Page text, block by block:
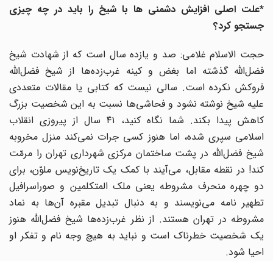
*علت اصلی افزایش دشمنی ها با شیخ را باید در چه چیزی
جستجو کرد؟
حجت الاسلام غلامی: صد و یازده سال است که از شهادت شیخ
فضل‌الله گذشته اما بغض و کینه غرب‌زده‌ها از شیخ فضل‌الله
فروکش نکرده است. سالی نیست که کتابی یا مقالات متعددی
علیه شیخ نوشته نشود و فحاشی‌ها نسبت به این شخصیت بزرگ
کاهش پیدا بکند. شما نگاه کنید، ۴۱ سال از پیروزی انقلاب
اسلامی سپری‌ شده، اما هنوز کسی جرات نمی‌کند منزل مخروبه
شیخ فضل‌الله در پشت ساختمان مرکزی شهرداری تهران را مرمّت
کند! در نقطه مقابل، می‌آیند با کمک یک تاریخ‌نویس ملوّن، برای
دو چهره منحرف مشروطه یعنی ملک المتکلمین و صوراسرافیل
تطهیر نامه می‌نویسند و به دنبال تبدیل مقبره آن‌ها به نماد
مشروطه در تهران هستند. از نظر غرب‌زده‌ها شیخ فضل‌الله هنوز
یک شخصیت خطرناک است و نباید به‌ هیچ‌ وجه نام و تفکر او
احیا شود.